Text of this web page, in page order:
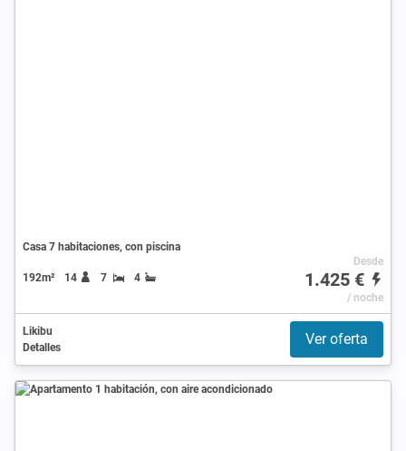
Casa 7 habitaciones, con piscina
192m² 14 7 4
Desde
1.425 €
/ noche
Likibu
Detalles
Ver oferta